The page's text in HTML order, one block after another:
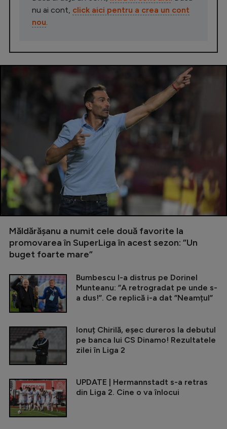
nu ai cont, click aici pentru a crea un cont
nou
Măldărășanu a numit cele două favorite la
promovarea în SuperLiga în acest sezon: ”Un
buget foarte mare”
Bumbescu l-a distrus pe Dorinel
Munteanu: ”A retrogradat pe unde s-
a dus!”. Ce replică i-a dat ”Neamțul”
Ionuț Chirilă, eșec dureros la debutul
pe banca lui CS Dinamo! Rezultatele
zilei în Liga 2
UPDATE | Hermannstadt s-a retras
din Liga 2. Cine o va înlocui